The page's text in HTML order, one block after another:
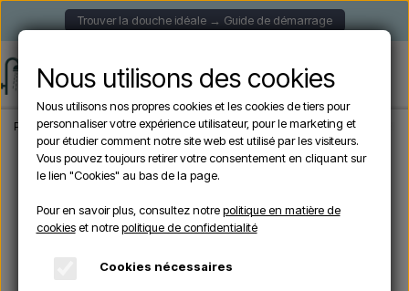
Trouver la douche idéale → Guide de démarrage
Page d'accueil Douche de Jardin Douches autoportantes Sined CHIA
Nous utilisons des cookies
Nous utilisons nos propres cookies et les cookies de tiers pour
personnaliser votre expérience utilisateur, pour le marketing et
pour étudier comment notre site web est utilisé par les visiteurs.
Vous pouvez toujours retirer votre consentement en cliquant sur
le lien "Cookies" au bas de la page.
Pour en savoir plus, consultez notrepolitique en matière de
cookieset notrepolitique de confidentialité
Cookies nécessaires